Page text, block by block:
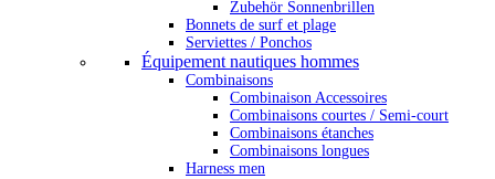
Zubehör Sonnenbrillen
Bonnets de surf et plage
Serviettes / Ponchos
Équipement nautiques hommes
Combinaisons
Combinaison Accessoires
Combinaisons courtes / Semi-court
Combinaisons étanches
Combinaisons longues
Harness men